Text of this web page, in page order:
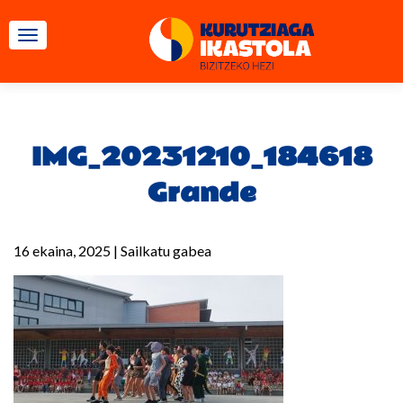
TOGGLE NAVIGATION
IMG_20231210_184618
Grande
16 ekaina, 2025 | Sailkatu gabea